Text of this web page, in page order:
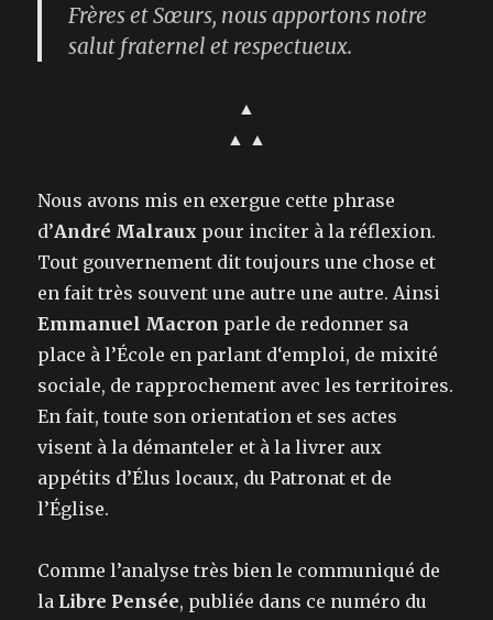
Frères et Sœurs, nous apportons notre
salut fraternel et respectueux.
▲
▲ ▲
Nous avons mis en exergue cette phrase
d’André Malraux pour inciter à la réflexion.
Tout gouvernement dit toujours une chose et
en fait très souvent une autre une autre. Ainsi
Emmanuel Macron parle de redonner sa
place à l’École en parlant d‘emploi, de mixité
sociale, de rapprochement avec les territoires.
En fait, toute son orientation et ses actes
visent à la démanteler et à la livrer aux
appétits d’Élus locaux, du Patronat et de
l’Église.
Comme l’analyse très bien le communiqué de
la Libre Pensée, publiée dans ce numéro du